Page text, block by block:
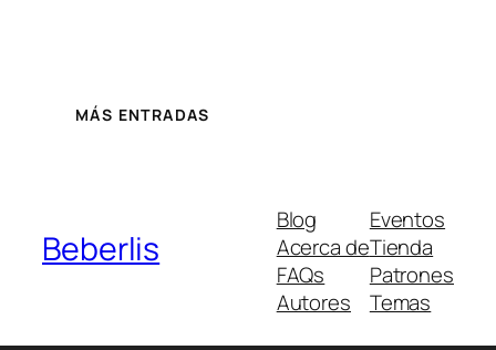
MÁS ENTRADAS
Beberlis
Blog
Acerca de
FAQs
Autores
Eventos
Tienda
Patrones
Temas